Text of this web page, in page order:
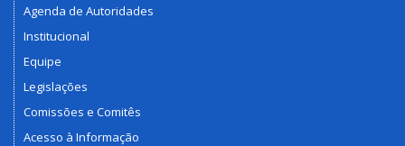
Agenda de Autoridades
Institucional
Equipe
Legislações
Comissões e Comitês
Acesso à Informação